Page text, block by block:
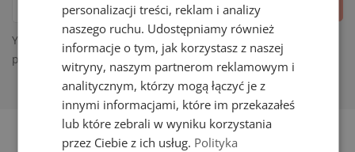
You may unsubscribe at any moment. For that purpose,
please find our contact info in the legal notice.
personalizacji treści, reklam i analizy
naszego ruchu. Udostępniamy również
informacje o tym, jak korzystasz z naszej
witryny, naszym partnerom reklamowym i
analitycznym, którzy mogą łączyć je z
innymi informacjami, które im przekazałeś
lub które zebrali w wyniku korzystania
przez Ciebie z ich usług. Polityka